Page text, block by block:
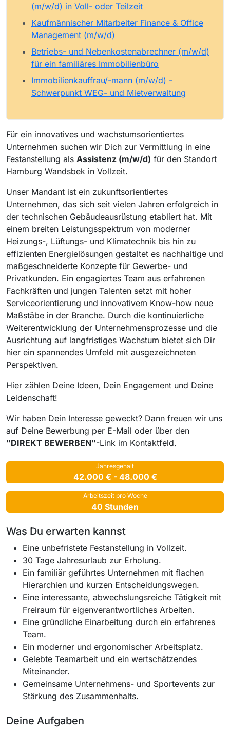
(m/w/d) in Voll- oder Teilzeit
Kaufmännischer Mitarbeiter Finance & Office
Management (m/w/d)
Betriebs- und Nebenkostenabrechner (m/w/d)
für ein familiäres Immobilienbüro
Immobilienkauffrau/-mann (m/w/d) -
Schwerpunkt WEG- und Mietverwaltung
Für ein innovatives und wachstumsorientiertes
Unternehmen suchen wir Dich zur Vermittlung in eine
Festanstellung als Assistenz (m/w/d) für den Standort
Hamburg Wandsbek in Vollzeit.
Unser Mandant ist ein zukunftsorientiertes
Unternehmen, das sich seit vielen Jahren erfolgreich in
der technischen Gebäudeausrüstung etabliert hat. Mit
einem breiten Leistungsspektrum von moderner
Heizungs-, Lüftungs- und Klimatechnik bis hin zu
effizienten Energielösungen gestaltet es nachhaltige und
maßgeschneiderte Konzepte für Gewerbe- und
Privatkunden. Ein engagiertes Team aus erfahrenen
Fachkräften und jungen Talenten setzt mit hoher
Serviceorientierung und innovativem Know-how neue
Maßstäbe in der Branche. Durch die kontinuierliche
Weiterentwicklung der Unternehmensprozesse und die
Ausrichtung auf langfristiges Wachstum bietet sich Dir
hier ein spannendes Umfeld mit ausgezeichneten
Perspektiven.
Hier zählen Deine Ideen, Dein Engagement und Deine
Leidenschaft!
Wir haben Dein Interesse geweckt? Dann freuen wir uns
auf Deine Bewerbung per E-Mail oder über den
"DIREKT BEWERBEN"-Link im Kontaktfeld.
Jahresgehalt
42.000 € - 48.000 €
Arbeitszeit pro Woche
40 Stunden
Was Du erwarten kannst
Eine unbefristete Festanstellung in Vollzeit.
30 Tage Jahresurlaub zur Erholung.
Ein familiär geführtes Unternehmen mit flachen
Hierarchien und kurzen Entscheidungswegen.
Eine interessante, abwechslungsreiche Tätigkeit mit
Freiraum für eigenverantwortliches Arbeiten.
Eine gründliche Einarbeitung durch ein erfahrenes
Team.
Ein moderner und ergonomischer Arbeitsplatz.
Gelebte Teamarbeit und ein wertschätzendes
Miteinander.
Gemeinsame Unternehmens- und Sportevents zur
Stärkung des Zusammenhalts.
Deine Aufgaben